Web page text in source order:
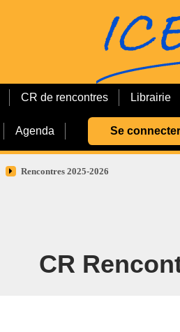
CR de rencontres Librairie
Agenda Se connecter
Rencontres 2025-2026
CR